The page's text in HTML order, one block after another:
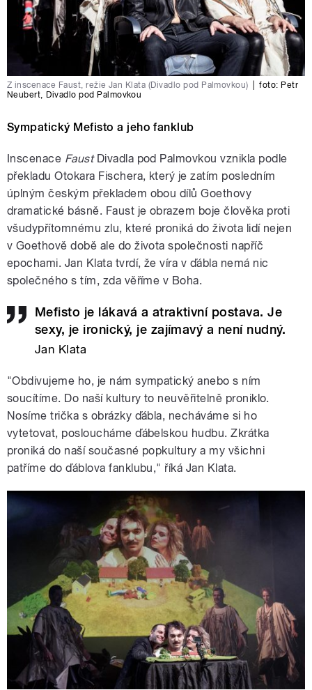
Z inscenace Faust, režie Jan Klata (Divadlo pod Palmovkou) foto:Petr
Neubert,Divadlo pod Palmovkou
Sympatický Mefisto a jeho fanklub
Inscenace FaustDivadla pod Palmovkou vznikla podle
překladu Otokara Fischera, který je zatím posledním
úplným českým překladem obou dílů Goethovy
dramatické básně. Faust je obrazem boje člověka proti
všudypřítomnému zlu, které proniká do života lidí nejen
v Goethově době ale do života společnosti napříč
epochami. Jan Klata tvrdí, že víra v ďábla nemá nic
společného s tím, zda věříme v Boha.
Mefisto je lákavá a atraktivní postava. Je
sexy, je ironický, je zajímavý a není nudný.
Jan Klata
"Obdivujeme ho, je nám sympatický anebo s ním
soucítíme. Do naší kultury to neuvěřitelně proniklo.
Nosíme trička s obrázky ďábla, necháváme si ho
vytetovat, posloucháme ďábelskou hudbu. Zkrátka
proniká do naší současné popkultury a my všichni
patříme do ďáblova fanklubu," říká Jan Klata.